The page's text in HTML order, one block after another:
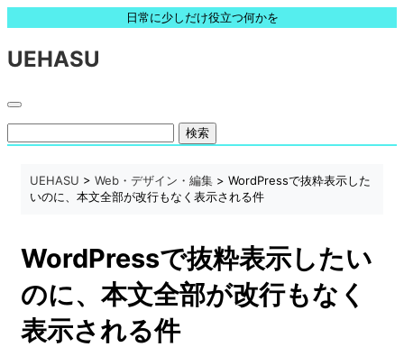
日常に少しだけ役立つ何かを
UEHASU
検
索:
UEHASU > Web・デザイン・編集 > WordPressで抜粋表示した
いのに、本文全部が改行もなく表示される件
WordPressで抜粋表示したい
のに、本文全部が改行もなく
表示される件